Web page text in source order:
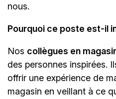
nous.
Pourquoi ce poste est-il
Nos collègues en
des personnes inspirées.
offrir une expérience de
magasin en veillant à ce